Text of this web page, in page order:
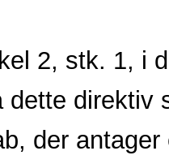
2, stk. 1, i
dette direktiv
der